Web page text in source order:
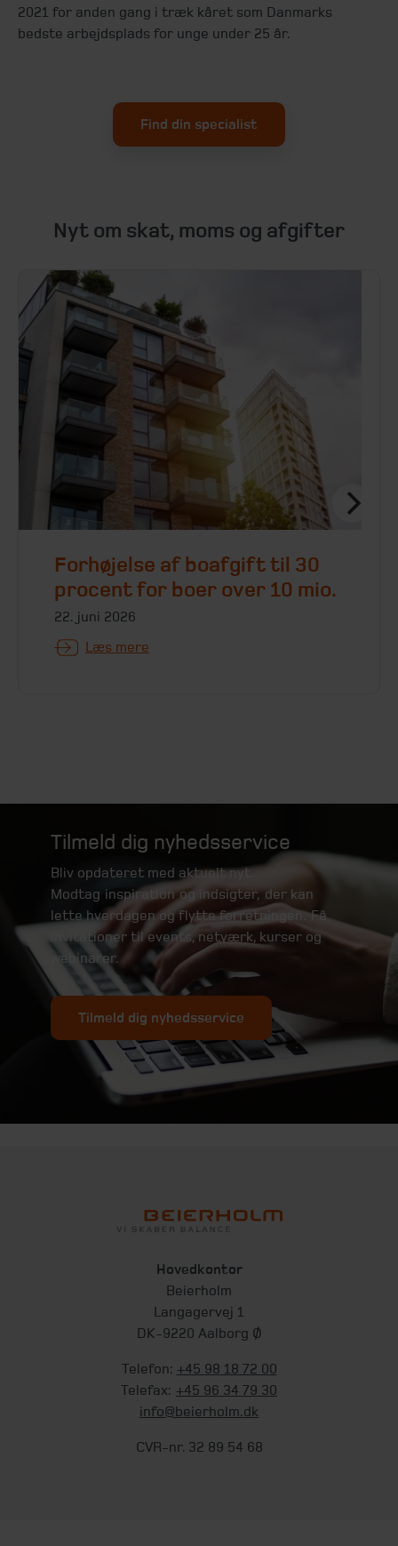
2021 for anden gang i træk kåret som Danmarks
bedste arbejdsplads for unge under 25 år.
Find din specialist
Nyt om skat, moms og afgifter
Forhøjelse af boafgift til 30
procent for boer over 10 mio.
22. juni 2026
Læs mere
Tilmeld dig nyhedsservice
Bliv opdateret med aktuelt nyt.
Modtag inspiration og indsigter, der kan
lette hverdagen og flytte forretningen. Få
invitationer til events, netværk, kurser og
webinarer.
Tilmeld dig nyhedsservice
Hovedkontor
Beierholm
Langagervej 1
DK-9220 Aalborg Ø
Telefon: +45 98 18 72 00
Telefax: +45 96 34 79 30
info@beierholm.dk
CVR-nr. 32 89 54 68